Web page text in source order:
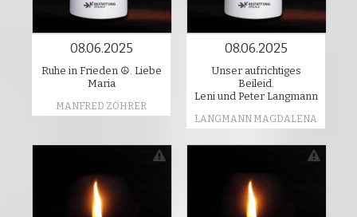
08.06.2025
Ruhe in Frieden ☮️. Liebe
Maria
MANFRED ZÖHRER
08.06.2025
Unser aufrichtiges
Beileid.
Leni und Peter Langmann
LANGMANN MAGDALENA